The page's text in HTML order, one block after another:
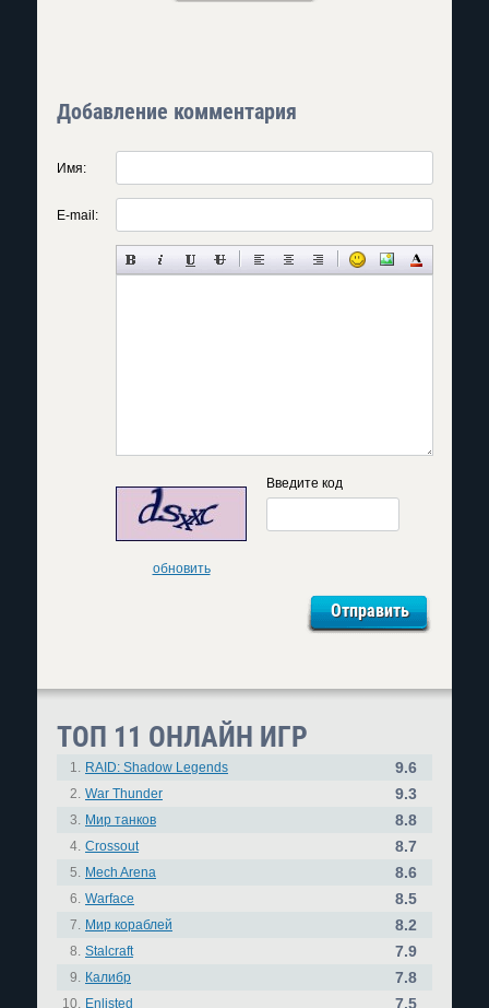
Добавление комментария
Имя:
E-mail:
обновить
Введите код
ТОП 11 ОНЛАЙН ИГР
1. RAID: Shadow Legends 9.6
2. War Thunder 9.3
3. Мир танков 8.8
4. Crossout 8.7
5. Mech Arena 8.6
6. Warface 8.5
7. Мир кораблей 8.2
8. Stalcraft 7.9
9. Калибр 7.8
10. Enlisted 7.5